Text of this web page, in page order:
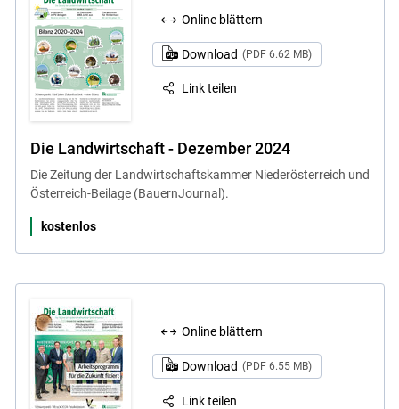
Online blättern
Download (PDF 6.62 MB)
Link teilen
Die Landwirtschaft - Dezember 2024
Die Zeitung der Landwirtschaftskammer Niederösterreich und
Österreich-Beilage (BauernJournal).
kostenlos
Online blättern
Download (PDF 6.55 MB)
Link teilen